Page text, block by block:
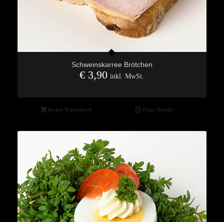
Schweinskarree Brötchen
€ 3,90 inkl. MwSt.
In den Warenkorb Zeige Details